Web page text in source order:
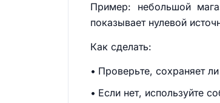
Пример: небольшой
показывает нулевой
Как сделать:
Проверьте, сохраняет
Если нет, используйте